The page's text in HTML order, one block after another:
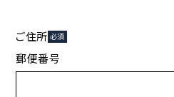
ご住所 必須
郵便番号